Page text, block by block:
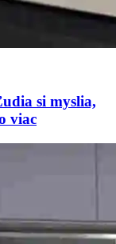
si myslia,
viac